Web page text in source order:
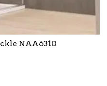
NAA6310